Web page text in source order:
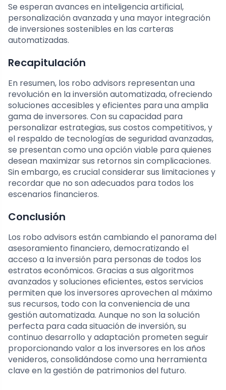
Se esperan avances en inteligencia artificial,
personalización avanzada y una mayor integración
de inversiones sostenibles en las carteras
automatizadas.
Recapitulación
En resumen, los robo advisors representan una
revolución en la inversión automatizada, ofreciendo
soluciones accesibles y eficientes para una amplia
gama de inversores. Con su capacidad para
personalizar estrategias, sus costos competitivos, y
el respaldo de tecnologías de seguridad avanzadas,
se presentan como una opción viable para quienes
desean maximizar sus retornos sin complicaciones.
Sin embargo, es crucial considerar sus limitaciones y
recordar que no son adecuados para todos los
escenarios financieros.
Conclusión
Los robo advisors están cambiando el panorama del
asesoramiento financiero, democratizando el
acceso a la inversión para personas de todos los
estratos económicos. Gracias a sus algoritmos
avanzados y soluciones eficientes, estos servicios
permiten que los inversores aprovechen al máximo
sus recursos, todo con la conveniencia de una
gestión automatizada. Aunque no son la solución
perfecta para cada situación de inversión, su
continuo desarrollo y adaptación prometen seguir
proporcionando valor a los inversores en los años
venideros, consolidándose como una herramienta
clave en la gestión de patrimonios del futuro.